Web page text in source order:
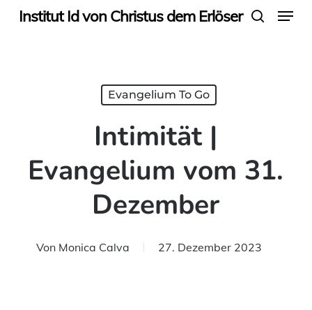
SkipInstitut Id von Christus dem Erlöser Menu
Evangelium To Go
Intimität |
Evangelium vom 31.
Dezember
Von Monica Calva 27. Dezember 2023